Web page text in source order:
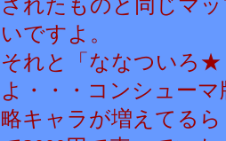
されたものと同じマ
いですよ。
それと「ななついろ
よ・・・コンシュー
略キャラが増えてる